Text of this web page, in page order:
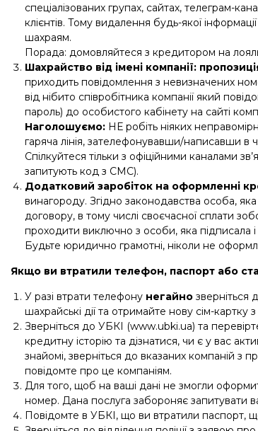
спеціалізованих групах, сайтах, телеграм-
клієнтів. Тому видалення будь-якої
шахраям.
Порада: домовляйтеся з кредитором на
Шахрайство від імені компанії:
приходить повідомлення з невизначених
від нібито співробітника компанії який
пароль) до особистого кабінету на сайті
Наголошуємо: НЕ робіть ніяких
гаряча лінія, зателефонувавши/написавши в
Спілкуйтеся тільки з офіційними каналами
запитують код з СМС).
Додатковий заробіток на оформленні
винагороду. Згідно законодавства особа,
договору, в тому числі своєчасної сплати
проходити виключно з особи, яка підписала
Будьте юридично грамотні, ніколи не
Якщо ви втратили телефон, паспорт або
У разі втрати телефону негайно зверніться
шахрайські дії та отримайте нову сім-
Зверніться до УБКІ (www.ubki.ua) та
кредитну історію та дізнатися, чи є у вас
знайомі, зверніться до вказаних компаній
повідомте про це компаніям.
Для того, щоб на ваші дані не змогли
номер. Дана послуга забороняє запитувати
Повідомте в УБКІ, що ви втратили паспорт,